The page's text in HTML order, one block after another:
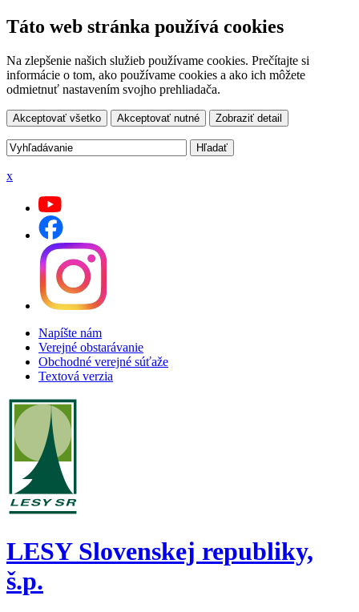
Táto web stránka používá cookies
Na zlepšenie našich služieb používame cookies. Prečítajte si
informácie o tom, ako používame cookies a ako ich môžete
odmietnuť nastavením svojho prehliadača.
Akceptovať všetko Akceptovať nutné Zobraziť detail
x
Napíšte nám
Verejné obstarávanie
Obchodné verejné súťaže
Textová verzia
LESY Slovenskej republiky,
š.p.